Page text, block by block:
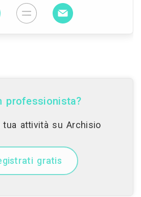
professionista?
tua attività su Archisio
gratis